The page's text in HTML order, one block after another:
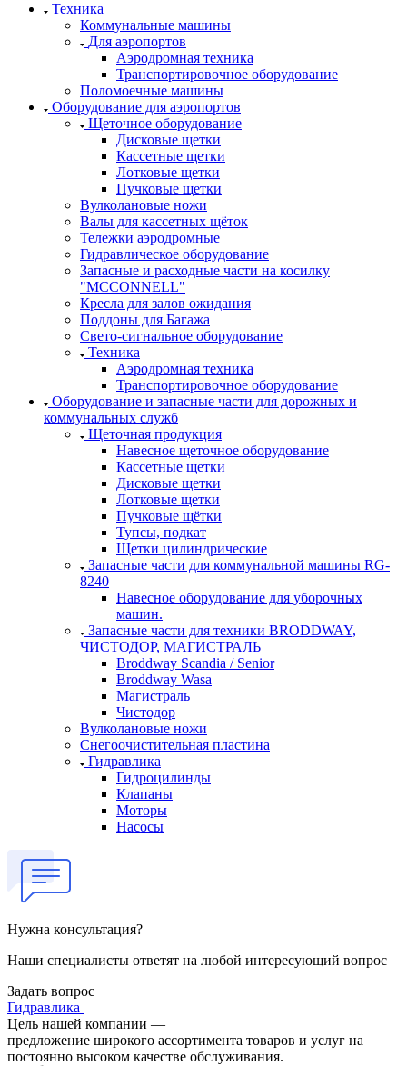
Техника
Коммунальные машины
Для аэропортов
Аэродромная техника
Транспортировочное оборудование
Поломоечные машины
Оборудование для аэропортов
Щеточное оборудование
Дисковые щетки
Кассетные щетки
Лотковые щетки
Пучковые щетки
Вулколановые ножи
Валы для кассетных щёток
Тележки аэродромные
Гидравлическое оборудование
Запасные и расходные части на косилку
"MCCONNELL"
Кресла для залов ожидания
Поддоны для Багажа
Свето-сигнальное оборудование
Техника
Аэродромная техника
Транспортировочное оборудование
Оборудование и запасные части для дорожных и
коммунальных служб
Щеточная продукция
Навесное щеточное оборудование
Кассетные щетки
Дисковые щетки
Лотковые щетки
Пучковые щётки
Тупсы, подкат
Щетки цилиндрические
Запасные части для коммунальной машины RG-
8240
Навесное оборудование для уборочных
машин.
Запасные части для техники BRODDWAY,
ЧИСТОДОР, МАГИСТРАЛЬ
Broddway Scandia / Senior
Broddway Wasa
Магистраль
Чистодор
Вулколановые ножи
Снегоочистительная пластина
Гидравлика
Гидроцилинды
Клапаны
Моторы
Насосы
Нужна консультация?
Наши специалисты ответят на любой интересующий вопрос
Задать вопрос
Гидравлика
Цель нашей компании —
предложение широкого ассортимента товаров и услуг на
постоянно высоком качестве обслуживания.